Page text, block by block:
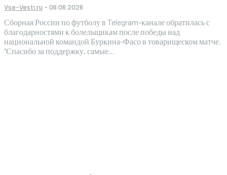
Vse-Vesti.ru - 06.06.2026
Сборная России по футболу в Telegram-канале обратилась с
благодарностями к болельщикам после победы над
национальной командой Буркина-Фасо в товарищеском матче.
"Спасибо за поддержку, самые...